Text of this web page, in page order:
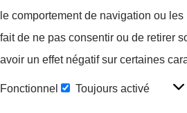
le comportement de navigation ou
fait de ne pas consentir ou de retirer
avoir un effet négatif sur certaines
Fonctionnel Toujours activé